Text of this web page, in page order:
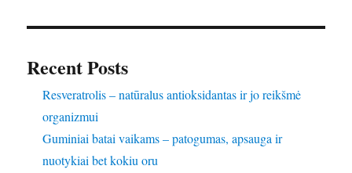
Recent Posts
Resveratrolis – natūralus antioksidantas ir jo reikšmė
organizmui
Guminiai batai vaikams – patogumas, apsauga ir
nuotykiai bet kokiu oru